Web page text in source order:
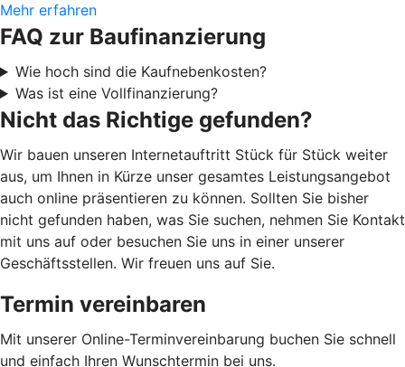
Mehr erfahren
FAQ zur Baufinanzierung
Wie hoch sind die Kaufnebenkosten?
Was ist eine Vollfinanzierung?
Nicht das Richtige gefunden?
Wir bauen unseren Internetauftritt Stück für Stück weiter
aus, um Ihnen in Kürze unser gesamtes Leistungsangebot
auch online präsentieren zu können. Sollten Sie bisher
nicht gefunden haben, was Sie suchen, nehmen Sie Kontakt
mit uns auf oder besuchen Sie uns in einer unserer
Geschäftsstellen. Wir freuen uns auf Sie.
Termin vereinbaren
Mit unserer Online-Terminvereinbarung buchen Sie schnell
und einfach Ihren Wunschtermin bei uns.